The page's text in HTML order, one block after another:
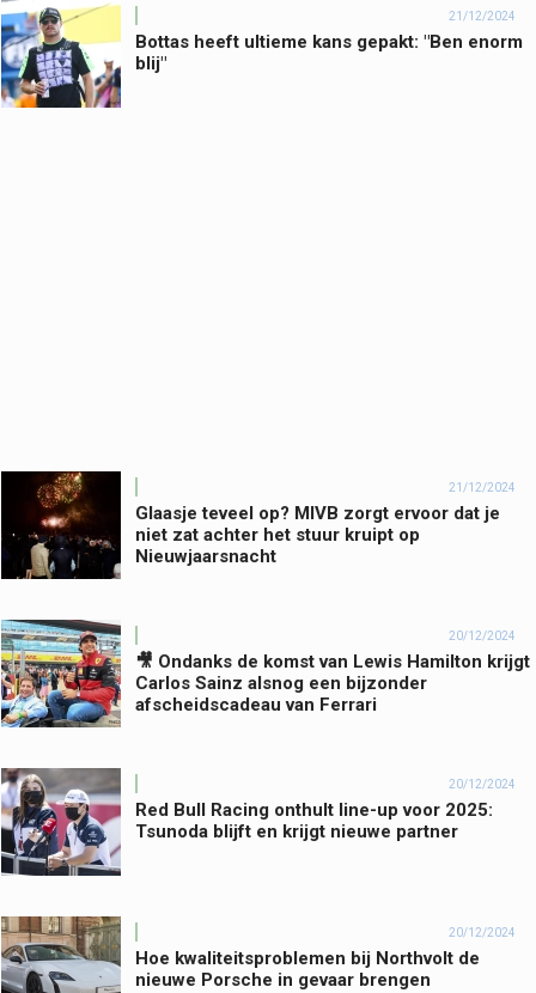
21/12/2024
Bottas heeft ultieme kans gepakt: "Ben enorm
blij"
21/12/2024
Glaasje teveel op? MIVB zorgt ervoor dat je
niet zat achter het stuur kruipt op
Nieuwjaarsnacht
20/12/2024
🎥 Ondanks de komst van Lewis Hamilton krijgt
Carlos Sainz alsnog een bijzonder
afscheidscadeau van Ferrari
20/12/2024
Red Bull Racing onthult line-up voor 2025:
Tsunoda blijft en krijgt nieuwe partner
20/12/2024
Hoe kwaliteitsproblemen bij Northvolt de
nieuwe Porsche in gevaar brengen